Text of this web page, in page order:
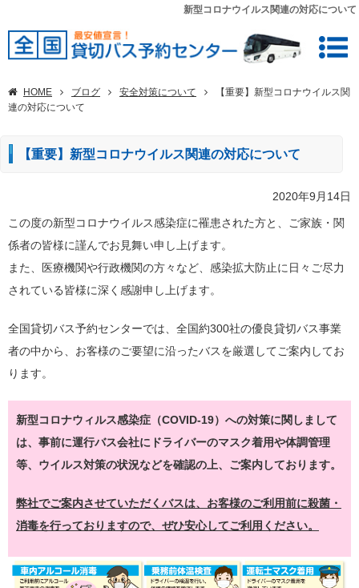
新型コロナウイルス関連の対応について
HOME ブログ 安全対策について
【重要】新型コロナウイルス関
連の対応について
【重要】新型コロナウイルス関連の対応について
2020年9月14日
この度の新型コロナウイルス感染症に罹患された方と、ご家族・関
係者の皆様に謹んでお見舞い申し上げます。
また、医療機関や行政機関の方々など、感染拡大防止に日々ご尽力
されている皆様に深く感謝申し上げます。
全国貸切バス予約センターでは、全国約300社の優良貸切バス事業
者の中から、お客様のご要望に沿ったバスを厳選してご案内してお
ります。
新型コロナウィルス感染症（COVID-19）への対策に関しまして
は、事前に運行バス会社にドライバーのマスク着用や体調管理
等、ウイルス対策の状況などを確認の上、ご案内しております。
弊社でご案内させていただくバスは、お客様のご利用前に殺菌・
消毒を行っておりますので、ぜひ安心してご利用ください。